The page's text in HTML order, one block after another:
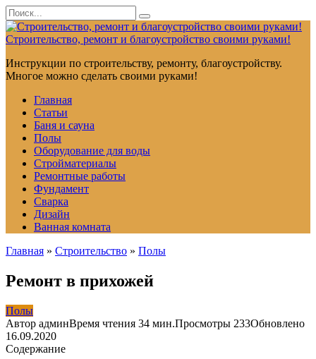
Перейти
к
контенту
Search
for:
Строительство, ремонт и благоустройство своими руками!
Инструкции по строительству, ремонту, благоустройству.
Многое можно сделать своими руками!
Главная
Статьи
Баня и сауна
Полы
Оборудование для воды
Стройматериалы
Ремонтные работы
Фундамент
Сварка
Дизайн
Ванная комната
Главная » Строительство » Полы
Ремонт в прихожей
Полы
Автор админВремя чтения 34 мин.Просмотры 233Обновлено
16.09.2020
Содержание